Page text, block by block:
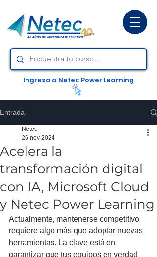
Ingresa a Netec Power Learning
Entrada
Acelera la
transformación digital
con IA, Microsoft Cloud
y Netec Power Learning
Netec
26 nov 2024
Actualmente, mantenerse competitivo
requiere algo más que adoptar nuevas
herramientas. La clave está en
garantizar que tus equipos en verdad